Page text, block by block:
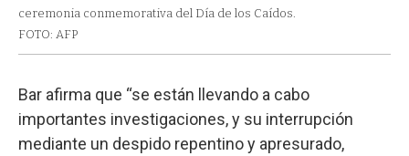
ceremonia conmemorativa del Día de los Caídos.
FOTO: AFP
Bar afirma que “se están llevando a cabo
importantes investigaciones, y su interrupción
mediante un despido repentino y apresurado,